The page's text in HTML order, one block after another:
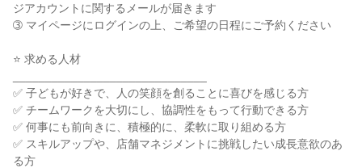
ジアカウントに関するメールが届きます
➂ マイページにログインの上、ご希望の日程にご予約ください
⭐ 求める人材
✅ 子どもが好きで、人の笑顔を創ることに喜びを感じる方
✅ チームワークを大切にし、協調性をもって行動できる方
✅ 何事にも前向きに、積極的に、柔軟に取り組める方
✅ スキルアップや、店舗マネジメントに挑戦したい成長意欲のあ
る方